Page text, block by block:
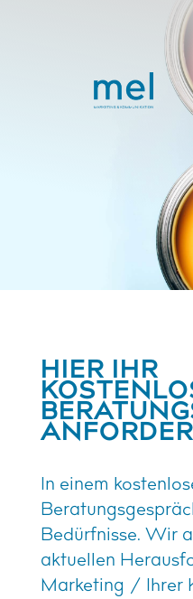
HIER IHR
In einem
Bedürfnisse. Wir
aktuellen
Marketing / Ihrer